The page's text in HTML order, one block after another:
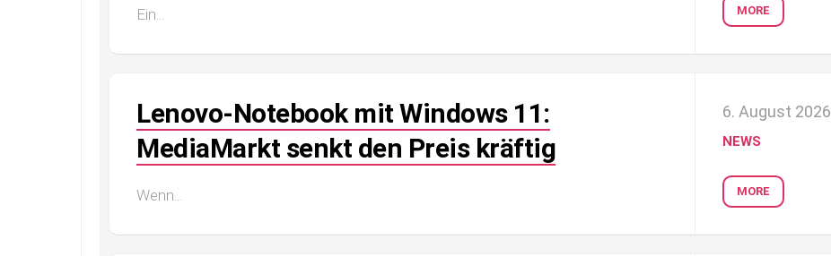
Ein... MORE
Lenovo-Notebook mit Windows 11:
MediaMarkt senkt den Preis kräftig
Wenn...
6. August 2026
NEWS
MORE